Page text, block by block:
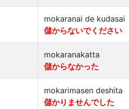
mokaranai de kudasai
儲からないでください
mokaranakatta
儲からなかった
mokarimasen deshita
儲かりませんでした